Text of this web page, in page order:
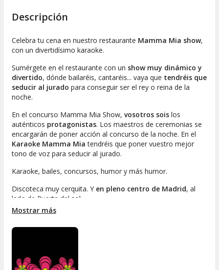
Descripción
Celebra tu cena en nuestro restaurante Mamma Mia show,
con un divertidísimo karaoke.
Sumérgete en el restaurante con un show muy dinámico y
divertido, dónde bailaréis, cantaréis... vaya que tendréis que
seducir al jurado para conseguir ser el rey o reina de la
noche.
En el concurso Mamma Mia Show, vosotros sois los
auténticos protagonistas. Los maestros de ceremonias se
encargarán de poner acción al concurso de la noche. En el
Karaoke Mamma Mia tendréis que poner vuestro mejor
tono de voz para seducir al jurado.
Karaoke, bailes, concursos, humor y más humor.
Discoteca muy cerquita. Y en pleno centro de Madrid, al
lado de Puerta del sol.
Menú
Calamares
Mostrar más